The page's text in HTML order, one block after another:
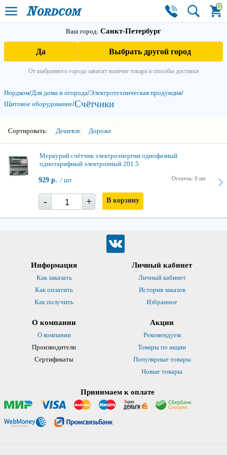
0
Ваш город: Санкт-Петербург
Да Выбрать другой город
От выбранного города зависят наличие товара и способы доставки
Нордком/Для дома и огорода/Электро­техническая продукция/
Щитовое оборудование/Счётчики
Сортировать: Дешевле Дороже
Меркурий счётчик электроэнергии однофазный
однотарифный электронный 201.5
Остаток: 0 шт
929 р. / шт
- + В корзину
Информация
Как заказать
Как оплатить
Как получить
Личный кабинет
Личный кабинет
История заказов
Избранное
О компании
О компании
Производители
Сертификаты
Акции
Рекомендуем
Товары по акции
Популярные товары
Новые товары
Принимаем к оплате